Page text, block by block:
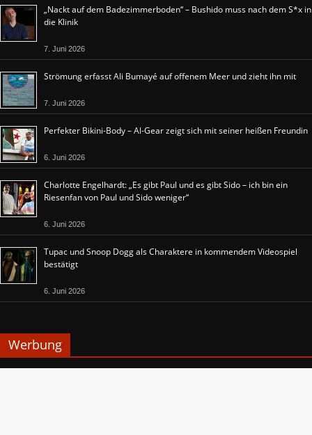
„Nackt auf dem Badezimmerboden“ – Bushido muss nach dem S*x in
die Klinik
7. Juni 2026
Strömung erfasst Ali Bumayé auf offenem Meer und zieht ihn mit
7. Juni 2026
Perfekter Bikini-Body – Al-Gear zeigt sich mit seiner heißen Freundin
6. Juni 2026
Charlotte Engelhardt: „Es gibt Paul und es gibt Sido – ich bin ein
Riesenfan von Paul und Sido weniger“
6. Juni 2026
Tupac und Snoop Dogg als Charaktere in kommendem Videospiel
bestätigt
6. Juni 2026
Werbung